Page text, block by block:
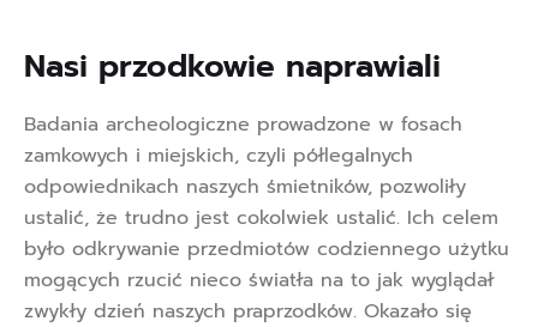
Nasi przodkowie naprawiali
Badania archeologiczne prowadzone w fosach
zamkowych i miejskich, czyli półlegalnych
odpowiednikach naszych śmietników, pozwoliły
ustalić, że trudno jest cokolwiek ustalić. Ich celem
było odkrywanie przedmiotów codziennego użytku
mogących rzucić nieco światła na to jak wyglądał
zwykły dzień naszych praprzodków. Okazało się